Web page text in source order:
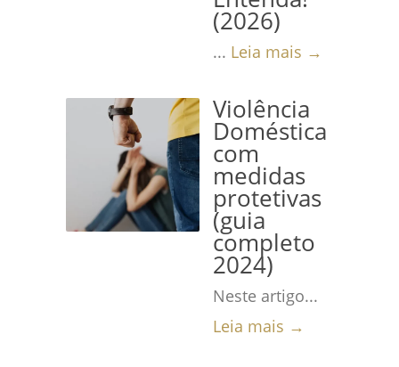
(2026)
... Leia mais →
Violência
Doméstica
com
medidas
protetivas
(guia
completo
2024)
Neste artigo...
Leia mais →